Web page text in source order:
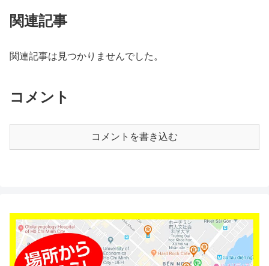
関連記事
関連記事は見つかりませんでした。
コメント
コメントを書き込む